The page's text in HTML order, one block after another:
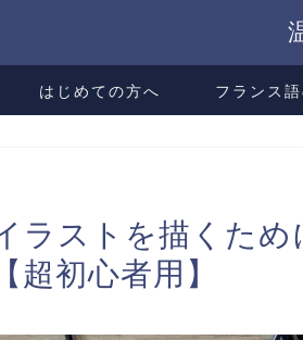
はじめての方へ フランス
ラストを描くため
超初心者用】